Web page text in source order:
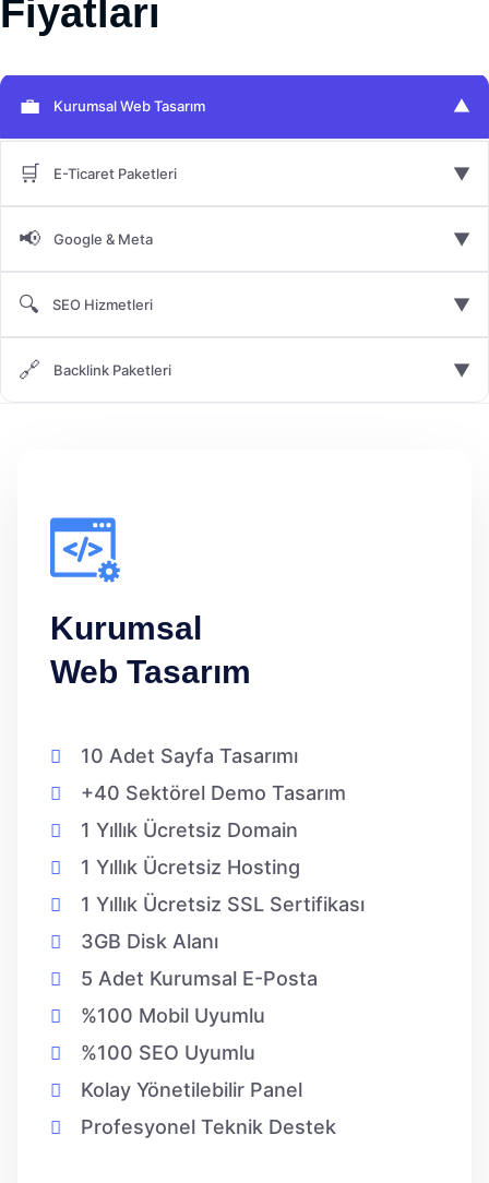
Fiyatları
💼 Kurumsal Web Tasarım ▼
🛒 E-Ticaret Paketleri ▼
📢 Google & Meta ▼
🔍 SEO Hizmetleri ▼
🔗 Backlink Paketleri ▼
Kurumsal
Web Tasarım
10 Adet Sayfa Tasarımı
+40 Sektörel Demo Tasarım
1 Yıllık Ücretsiz Domain
1 Yıllık Ücretsiz Hosting
1 Yıllık Ücretsiz SSL Sertifikası
3GB Disk Alanı
5 Adet Kurumsal E-Posta
%100 Mobil Uyumlu
%100 SEO Uyumlu
Kolay Yönetilebilir Panel
Profesyonel Teknik Destek